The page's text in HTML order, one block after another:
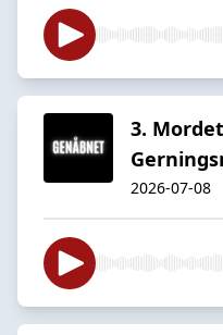
3.
2026-07-08